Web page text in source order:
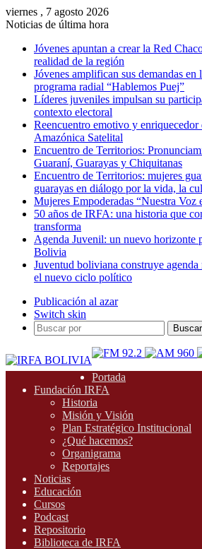
viernes , 7 agosto 2026
Noticias de última hora
Jóvenes apuntan a crear la Red
realidad de la región
Jóvenes amplifican sus demandas en
programa radial “Hablemos Puej”
Líderes juveniles impulsan su
contexto electoral
Reencuentro emotivo y enriquecedor
Amazónica Satelital
Encuentro de Territorios:
Guaraní, Guarayas y Chiquitanas
Encuentro de Territorios: mujeres
guarayas en diálogo por la vida, la
Mujeres Empoderadas “Nuestra Voz
50 años de IRFA: una historia que
transforma
Agenda Juvenil: un nuevo horizonte
Bolivia
Juventud boliviana construye
el nuevo ciclo político
Publicación al azar
Switch skin
Portada
Fundación IRFA
Historia
Misión y Visión
Plan Estratégico Institucional
¿Qué hacemos?
Organigrama
Reportajes
Noticias
Educación
Cursos
Podcast
Repositorio
Biblioteca de IRFA